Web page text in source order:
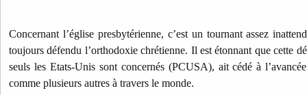
Concernant l’église presbytérienne, c’est un tournant assez
toujours défendu l’orthodoxie chrétienne. Il est étonnant que cette
seuls les Etats-Unis sont concernés (PCUSA), ait cédé à
comme plusieurs autres à travers le monde.